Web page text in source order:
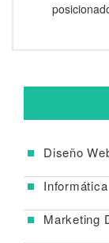
Diseño
Informática
Marketing